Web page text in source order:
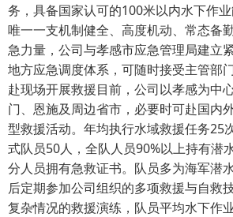
务，具备国家认可的100米以内水下作
唯一一支机制健全、高度机动、常态备
急力量，公司与孝感市应急管理局建立
地方应急调度体系，可随时接受主管部
赴现场开展救援目前，公司以孝感为中
门、恩施及周边省市，必要时可赴国内
型救援活动。年均执行水域救援任务25
式队员50人，全队人员90%以上持有潜
分人员拥有急救证书。队员多为海军潜
后定期参加公司组织的多项救援与自救
复杂情况的救援演练，队员平均水下作